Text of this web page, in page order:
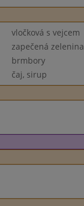
vločková s vejcem
zapečená zelenina
brmbory
čaj, sirup